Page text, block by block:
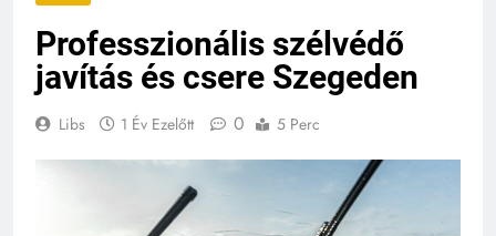
Professzionális szélvédő
javítás és csere Szegeden
Libs 1 Év Ezelőtt 0 5 Perc